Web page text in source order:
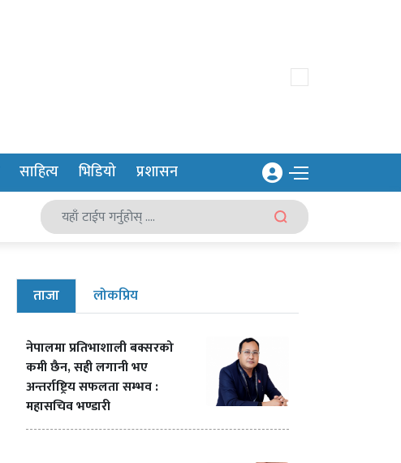
साहित्य भिडियो प्रशासन
ताजा लोकप्रिय
नेपालमा प्रतिभाशाली बक्सरको
कमी छैन, सही लगानी भए
अन्तर्राष्ट्रिय सफलता सम्भव :
महासचिव भण्डारी